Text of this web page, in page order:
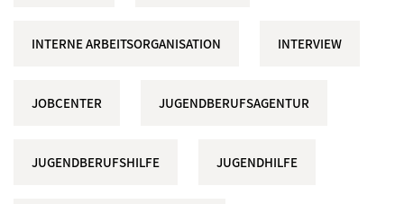
INTERNE ARBEITSORGANISATION INTERVIEW
JOBCENTER JUGENDBERUFSAGENTUR
JUGENDBERUFSHILFE JUGENDHILFE